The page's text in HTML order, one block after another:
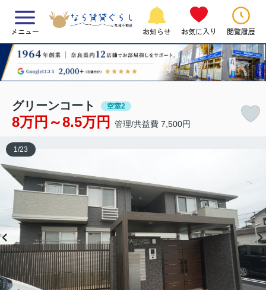
メニュー お知らせ お気に入り 閲覧履歴
グリーンコート 空室2
8万円～8.5万円 管理/共益費 7,500円
1/23